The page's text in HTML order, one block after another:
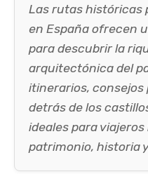
Las rutas históricas
en España ofrecen
para descubrir la
arquitectónica del
itinerarios,
detrás de los
ideales para
patrimonio, historia